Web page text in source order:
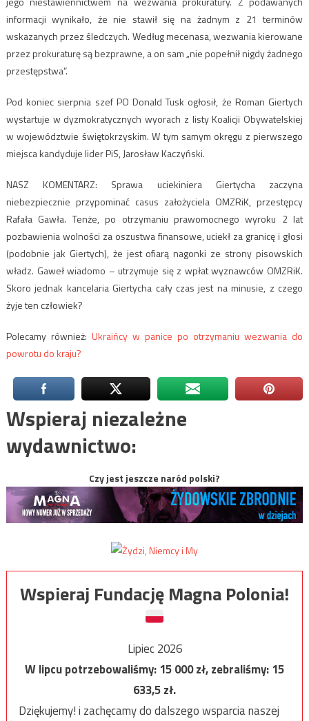
informacji wynikało, że nie stawił się na żadnym z 21 terminów
wskazanych przez śledczych. Według mecenasa, wezwania kierowane
przez prokuraturę są bezprawne, a on sam „nie popełnił nigdy żadnego
przestępstwa”.
Pod koniec sierpnia szef PO Donald Tusk ogłosił, że Roman Giertych
wystartuje w dyzmokratycznych wyorach z listy Koalicji Obywatelskiej
w województwie świętokrzyskim. W tym samym okręgu z pierwszego
miejsca kandyduje lider PiS, Jarosław Kaczyński.
NASZ KOMENTARZ: Sprawa uciekiniera Giertycha zaczyna
niebezpiecznie przypominać casus założyciela OMZRiK, przestępcy
Rafała Gawła. Tenże, po otrzymaniu prawomocnego wyroku 2 lat
pozbawienia wolności za oszustwa finansowe, uciekł za granicę i głosi
(podobnie jak Giertych), że jest ofiarą nagonki ze strony pisowskich
władz. Gaweł wiadomo – utrzymuje się z wpłat wyznawców OMZRiK.
Skoro jednak kancelaria Giertycha cały czas jest na minusie, z czego
żyje ten człowiek?
Polecamy również: Ukraińcy w panice po otrzymaniu wezwania do
powrotu do kraju?
Wspieraj niezależne
wydawnictwo:
Czy jest jeszcze naród polski?
Wspieraj Fundację Magna Polonia!
Lipiec 2026
W lipcu potrzebowaliśmy:15 000zł, zebraliśmy:15
633,5zł.
Dziękujemy! i zachęcamy do dalszego wsparcia naszej